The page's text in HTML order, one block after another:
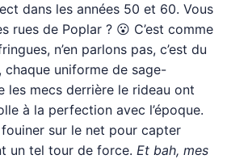
dans les années 50 et 60. Vous
rues de Poplar ? 😮 C’est comme
n’en parlons pas, c’est du
chaque uniforme de sage-
les mecs derrière le rideau ont
à la perfection avec l’époque.
sur le net pour capter
un tel tour de force. Et bah, mes